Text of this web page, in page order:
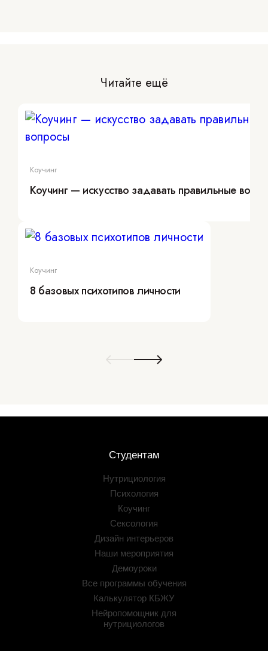
Читайте ещё
Коучинг
Коучинг — искусство задавать правильные
Коучинг
8 базовых психотипов личности
Студентам
Нутрициология
Психология
Коучинг
Сексология
Дизайн интерьеров
Наши мероприятия
Демоуроки
Все программы обучения
Калькулятор КБЖУ
Нейропомощник для
нутрициологов